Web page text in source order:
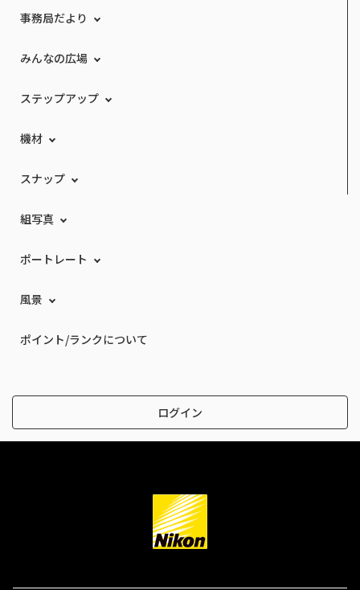
事務局だより
みんなの広場
ステップアップ
機材
スナップ
組写真
ポートレート
風景
ポイント/ランクについて
ログイン